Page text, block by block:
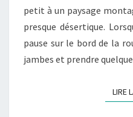
petit à un paysage
presque désertique.
pause sur le bord de la
jambes et prendre
LIRE